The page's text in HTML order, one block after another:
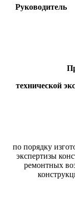
Руководитель
технической
по порядку
экспертизы
ремонтных